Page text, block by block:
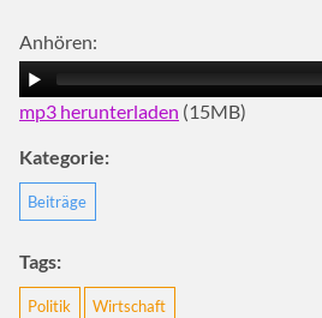
Anhören:
mp3 herunterladen (15MB)
Kategorie:
Beiträge
Tags:
Politik Wirtschaft